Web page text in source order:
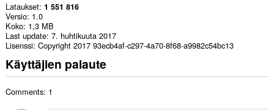
Lataukset 1 551 816
Versio 1.0
Koko 1,3 MB
Last update 7. huhtikuuta 2017
Lisenssi Copyright 2017 93ecb4af-c297-4a70-8f68-a9982c54bc13
Käyttäjien palaute
Comments: 1